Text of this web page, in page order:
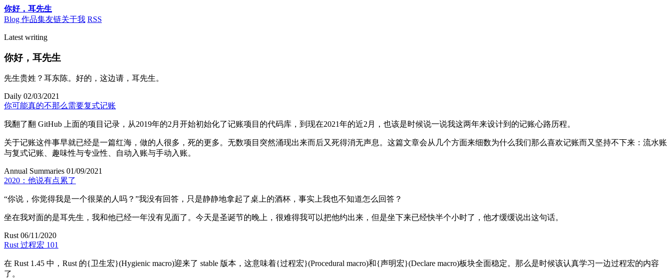
你好， 耳先生
Blog 作品集友链关于我 RSS
Latest writing
你好， 耳先生
先生贵姓 ？ 耳东陈。 好的 ， 这边请 ， 耳先生。
Daily 02/03/2021
你可能真的不那么需要复式记账
我翻了翻 GitHub 上面的项目记录 ， 从2019年的2月开始初始化了记账项目的代码库 ， 到现在2021年的近2月 ， 也该是时候说一说我这两年来设计到的记账心路历程。
关于记账这件事早就已经是一篇红海 ， 做的人很多 ， 死的更多。 无数项目突然涌现出来而后又死得消无声息。 这篇文章会从几个方面来细数为什么我们那么喜欢记账而又坚持不下来 ： 流水账
与复式记账、 趣味性与专业性、 自动入账与手动入账。
Annual Summaries 01/09/2021
2020 ： 他说有点累了
“你说 ， 你觉得我是一个很菜的人吗 ？ ”我没有回答 ， 只是静静地拿起了桌上的酒杯 ， 事实上我也不知道怎么回答 ？
坐在我对面的是耳先生 ， 我和他已经一年没有见面了。 今天是圣诞节的晚上 ， 很难得我可以把他约出来 ， 但是坐下来已经快半个小时了 ， 他才缓缓说出这句话。
Rust 06/11/2020
Rust 过程宏 101
在 Rust 1.45 中 ， Rust 的{卫生宏}(Hygienic macro)迎来了 stable 版本 ， 这意味着{过程宏}(Procedural macro)和{声明宏}(Declare macro)板块全面稳定。 那么是时候该认真学习一边过程宏的内容
了。